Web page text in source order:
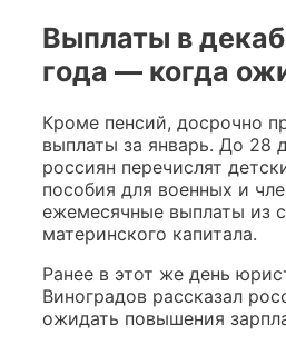
Выплаты в
года — когда
Кроме пенсий, досрочно
выплаты за январь. До 28
россиян перечислят
пособия для военных и
ежемесячные выплаты из
материнского капитала.
Ранее в этот же день
Виноградов рассказал
ожидать повышения